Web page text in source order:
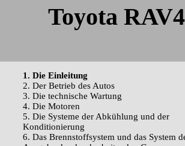
Toyota
1. Die Einleitung
2. Der Betrieb des Autos
3. Die technische Wartung
4. Die Motoren
5. Die Systeme der Abkühlung und der
Konditionierung
6. Das Brennstoffsystem und das System